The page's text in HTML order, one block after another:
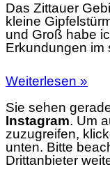
Das Zittauer
kleine
und Groß habe
Erkundungen im
Weiterlesen »
Sie sehen
Instagram. Um
zuzugreifen,
unten. Bitte
Drittanbieter